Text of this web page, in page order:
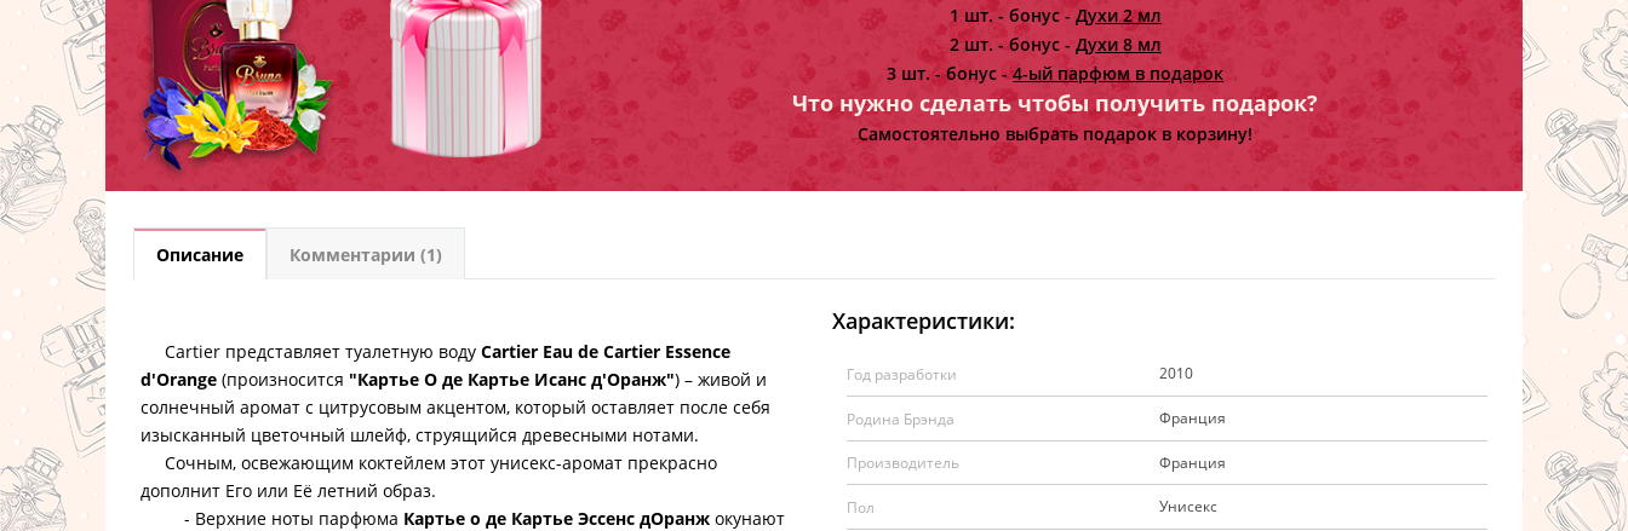
1 шт. - бонус - Духи 2 мл
2 шт. - бонус - Духи 8 мл
3 шт. - бонус -4-ый парфюм в подарок
Что нужно сделать чтобы получить подарок?
Самостоятельно выбрать подарок в корзину!
Описание Комментарии (1)
Cartier представляет туалетную воду Cartier Eau de Cartier Essence
d'Orange (произносится "Картье О де Картье Исанс д'Оранж") – живой и
солнечный аромат с цитрусовым акцентом, который оставляет после себя
изысканный цветочный шлейф, струящийся древесными нотами.
Сочным, освежающим коктейлем этот унисекс-аромат прекрасно
дополнит Его или Её летний образ.
- Верхние ноты парфюма Картье о де Картье Эссенс дОранж окунают
Характеристики:
Год разработки 2010
Родина Брэнда Франция
Производитель Франция
Пол Унисекс